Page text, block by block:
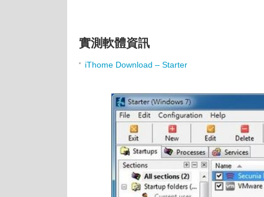
實測軟體資訊
iThome Download – Starter